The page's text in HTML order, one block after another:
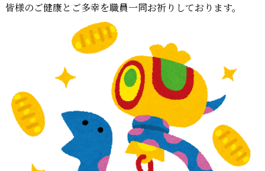
皆様のご健康とご多幸を職員一同お祈りしております。